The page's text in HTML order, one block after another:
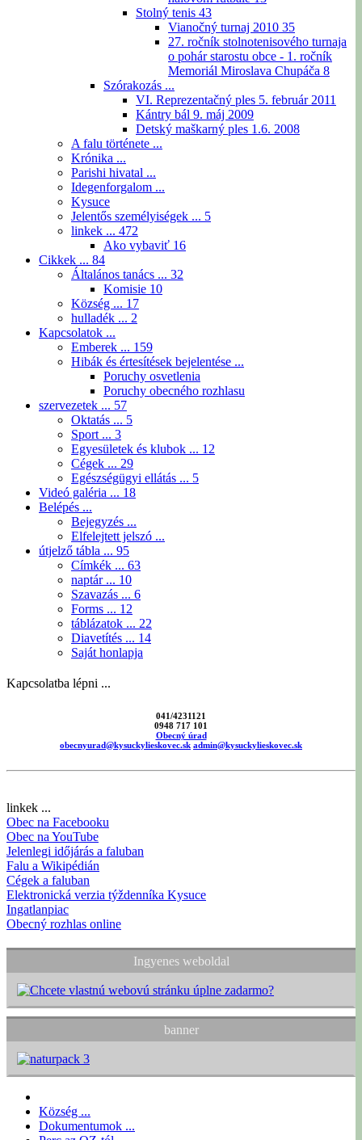
Stolný tenis 43
Vianočný turnaj 2010 35
27. ročník stolnotenisového turnaja
o pohár starostu obce - 1. ročník
Memoriál Miroslava Chupáča 8
Szórakozás ...
VI. Reprezentačný ples 5. február 2011
Kántry bál 9. máj 2009
Detský maškarný ples 1.6. 2008
A falu története ...
Krónika ...
Parishi hivatal ...
Idegenforgalom ...
Kysuce
Jelentős személyiségek ... 5
linkek ... 472
Ako vybaviť 16
Cikkek ... 84
Általános tanács ... 32
Komisie 10
Község ... 17
hulladék ... 2
Kapcsolatok ...
Emberek ... 159
Hibák és értesítések bejelentése ...
Poruchy osvetlenia
Poruchy obecného rozhlasu
szervezetek ... 57
Oktatás ... 5
Sport ... 3
Egyesületek és klubok ... 12
Cégek ... 29
Egészségügyi ellátás ... 5
Videó galéria ... 18
Belépés ...
Bejegyzés ...
Elfelejtett jelszó ...
útjelző tábla ... 95
Címkék ... 63
naptár ... 10
Szavazás ... 6
Forms ... 12
táblázatok ... 22
Diavetítés ... 14
Saját honlapja
Kapcsolatba lépni ...
041/4231121
0948 717 101
Obecný úrad
obecnyurad@kysuckylieskovec.sk admin@kysuckylieskovec.sk
linkek ...
Obec na Facebooku
Obec na YouTube
Jelenlegi időjárás a faluban
Falu a Wikipédián
Cégek a faluban
Elektronická verzia týždenníka Kysuce
Ingatlanpiac
Obecný rozhlas online
Ingyenes weboldal
banner
Község ...
Dokumentumok ...